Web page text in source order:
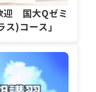
迎 国大Qゼミ
)コース」